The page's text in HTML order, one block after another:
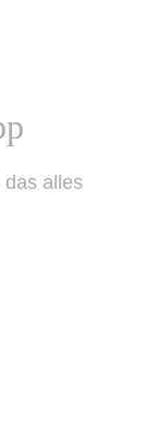
das alles